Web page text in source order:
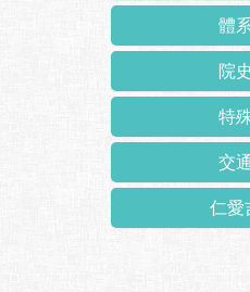
體
院
特
交
仁愛